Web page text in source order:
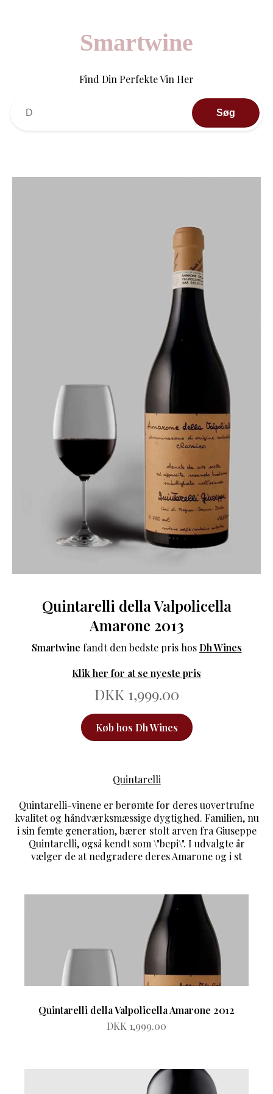
Smartwine
Find Din Perfekte Vin Her
Søg
Quintarelli della Valpolicella
Amarone 2013
Smartwine fandt den bedste pris hos Dh Wines
Klik her for at se nyeste pris
DKK 1,999.00
Køb hos Dh Wines
Quintarelli
Quintarelli-vinene er berømte for deres uovertrufne
kvalitet og håndværksmæssige dygtighed. Familien, nu
i sin femte generation, bærer stolt arven fra Giuseppe
Quintarelli, også kendt som \"bepi\". I udvalgte år
vælger de at nedgradere deres Amarone og i st
Quintarelli della Valpolicella Amarone 2012
DKK 1,999.00